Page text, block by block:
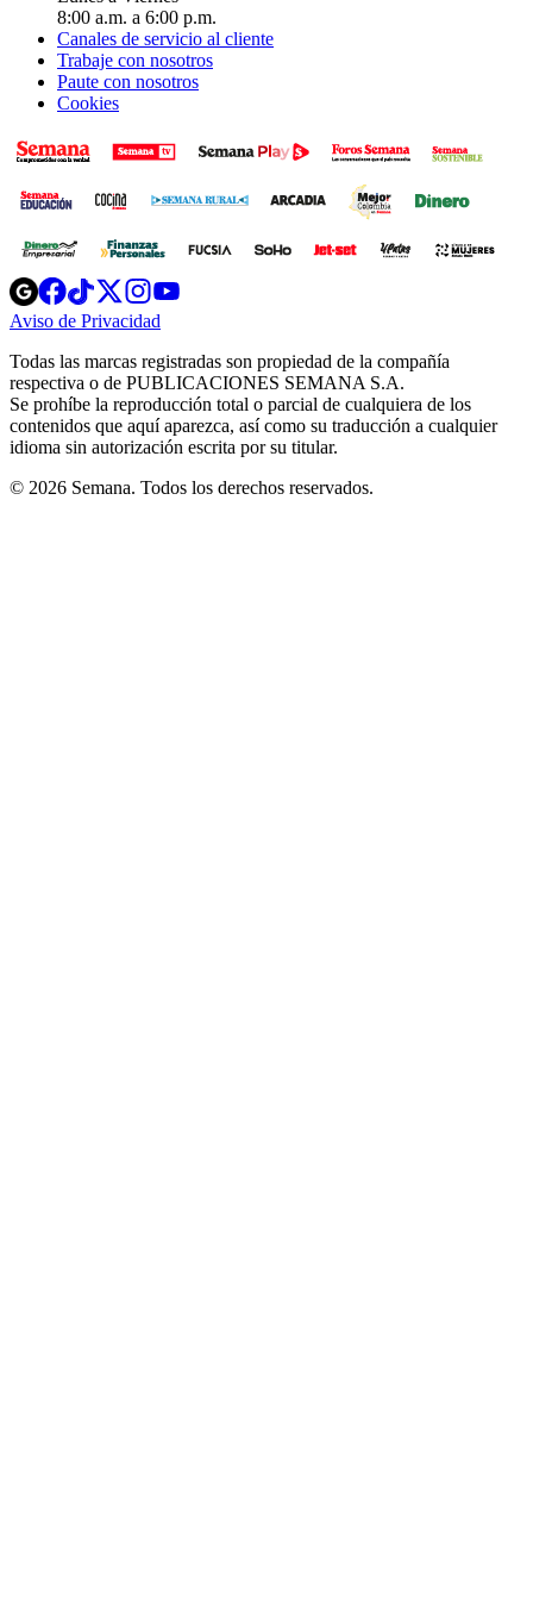
8:00 a.m. a 6:00 p.m.
Canales de servicio al cliente
Trabaje con nosotros
Paute con nosotros
Cookies
Opens
in
new
Opens
in
new
Opens
in
new
window
Opens
new
windowwindow
Aviso de Privacidad
new
window
Todas las marcas registradas son propiedad de la compañía
respectiva o de PUBLICACIONES SEMANA S.A.
Se prohíbe la reproducción total o parcial de cualquiera de los
contenidos que aquí aparezca, así como su traducción a cualquier
idioma sin autorización escrita por su titular.
© 2026 Semana. Todos los derechos reservados.